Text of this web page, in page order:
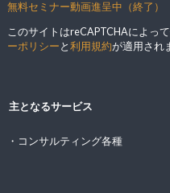
無料セミナー動画進呈中（終了）
このサイトはreCAPTCHAによっ
ーポリシー と 利用規約が適用され
主となるサービス
・コンサルティング各種